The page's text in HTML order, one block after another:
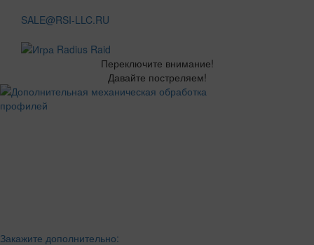
SALE@RSI-LLC.RU
Переключите внимание!
Давайте постреляем!
Закажите дополнительно: